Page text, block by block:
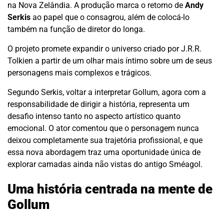
na Nova Zelândia. A produção marca o retorno de Andy
Serkis ao papel que o consagrou, além de colocá-lo
também na função de diretor do longa.
O projeto promete expandir o universo criado por J.R.R.
Tolkien a partir de um olhar mais íntimo sobre um de seus
personagens mais complexos e trágicos.
Segundo Serkis, voltar a interpretar Gollum, agora com a
responsabilidade de dirigir a história, representa um
desafio intenso tanto no aspecto artístico quanto
emocional. O ator comentou que o personagem nunca
deixou completamente sua trajetória profissional, e que
essa nova abordagem traz uma oportunidade única de
explorar camadas ainda não vistas do antigo Sméagol.
Uma história centrada na mente de
Gollum